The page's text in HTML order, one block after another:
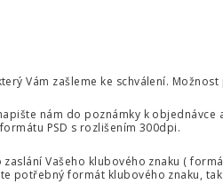
Vám zašleme ke schválení.
nám do poznámky k objednávce
PSD s rozlišením 300dpi.
Vašeho klubového znaku (
potřebný formát klubového znaku,